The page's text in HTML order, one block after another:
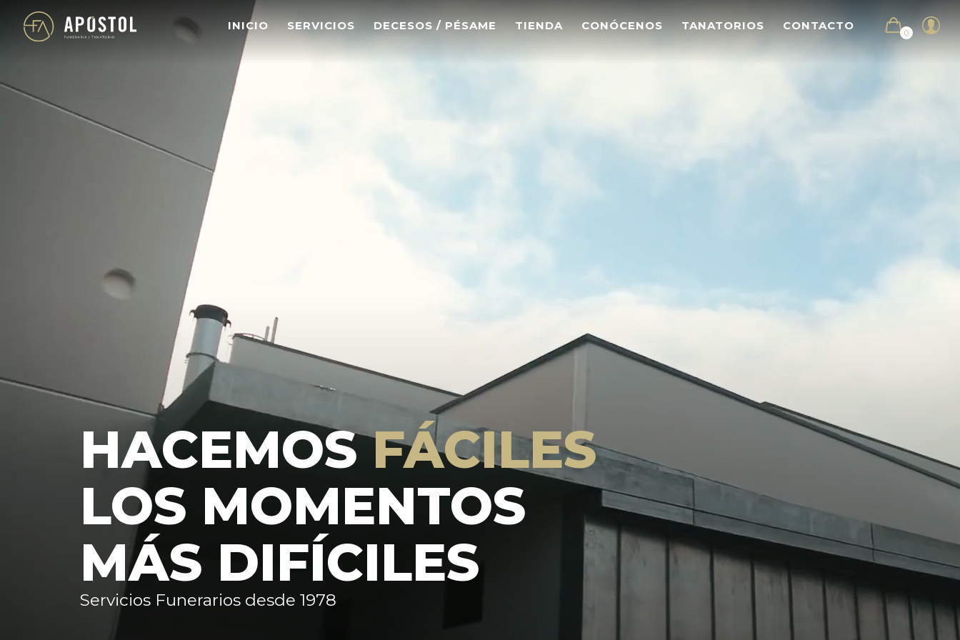
INICIO SERVICIOS DECESOS / PÉSAME TIENDA CONÓCENOS TANATORIOS CONTACTO
0
HACEMOSFÁCILES
LOS MOMENTOS
MÁS DIFÍCILES
Servicios Funerarios desde 1978